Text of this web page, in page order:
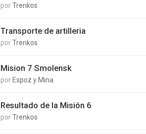
porTrenkos
Transporte de artilleria
porTrenkos
Mision 7 Smolensk
por Espoz y Mina
Resultado de la Misión 6
porTrenkos